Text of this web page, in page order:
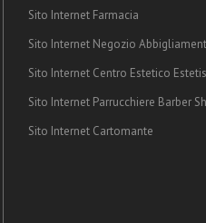
Sito Internet Farmacia
Sito Internet Negozio
Sito Internet Centro Estetico
Sito Internet Parrucchiere Barber
Sito Internet Cartomante